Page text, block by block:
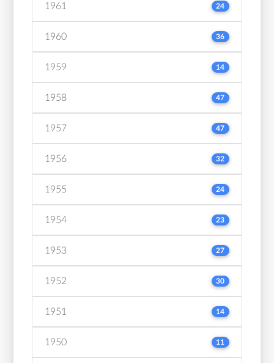
1961 24
1960 36
1959 14
1958 47
1957 47
1956 32
1955 24
1954 23
1953 27
1952 30
1951 14
1950 11